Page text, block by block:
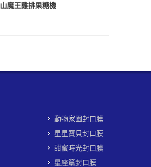
山魔王雞排果糖機
動物家園封口膜
星星寶貝封口膜
甜蜜時光封口膜
星座篇封口膜